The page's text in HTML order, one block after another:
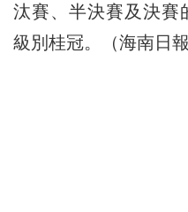
汰賽、半決賽及決賽
級別桂冠。（海南日